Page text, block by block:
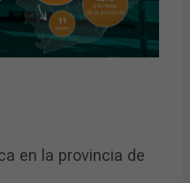
en la provincia de